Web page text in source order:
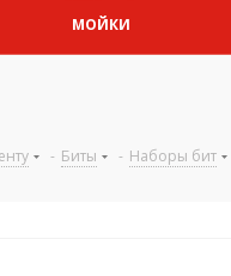
МОЙКИ
- Биты - Наборы бит